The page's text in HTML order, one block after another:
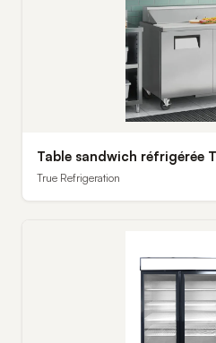
Table sandwich réfrigérée
True Refrigeration